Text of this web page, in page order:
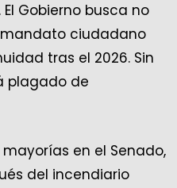
Gobierno busca no
ciudadano
tras el 2026. Sin
plagado de
en el Senado,
del incendiario